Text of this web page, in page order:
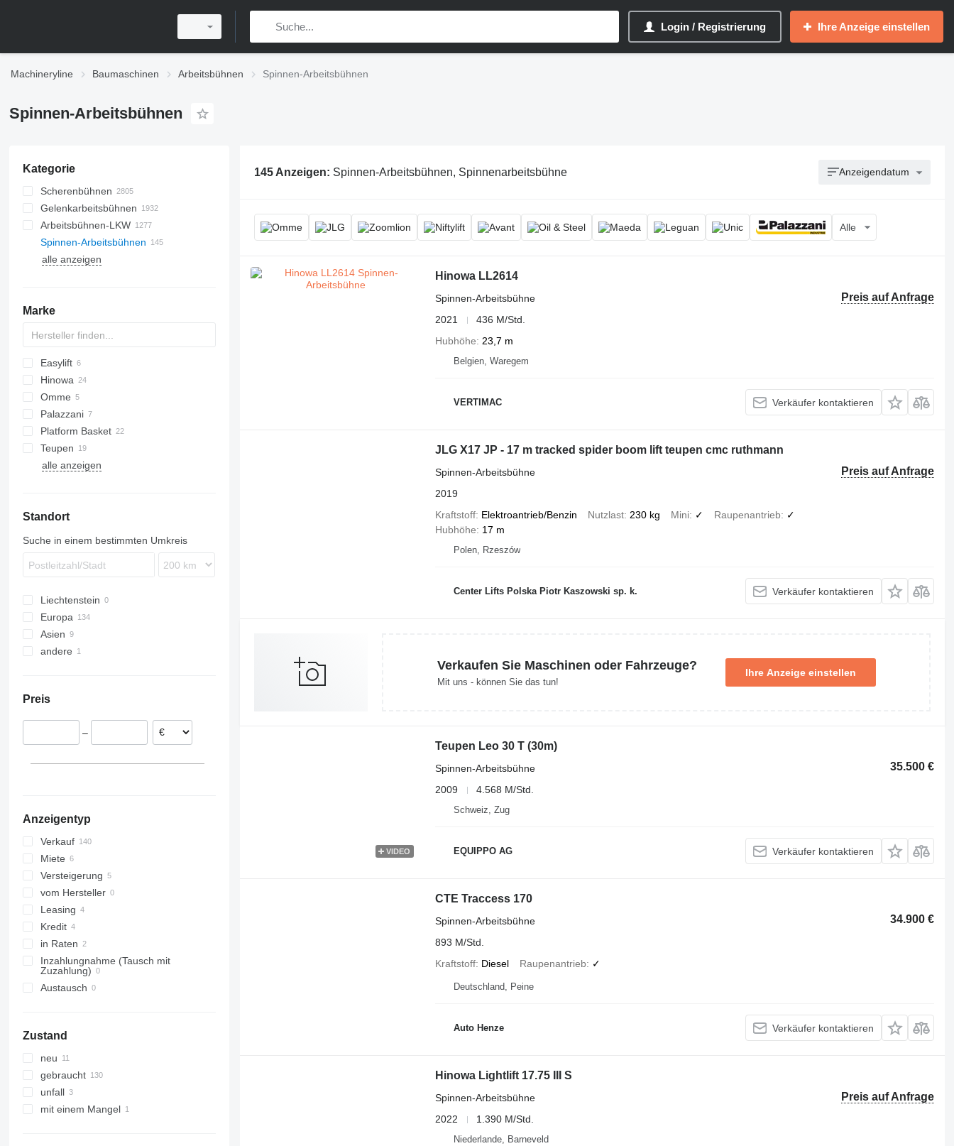
Login / Registrierung Ihre Anzeige einstellen
Machineryline Baumaschinen Arbeitsbühnen Spinnen-Arbeitsbühnen
Spinnen-Arbeitsbühnen
Kategorie
Scherenbühnen
Gelenkarbeitsbühnen
Arbeitsbühnen-LKW
Spinnen-Arbeitsbühnen
alle anzeigen
Marke
TRACCESS
Easylift
R-series
Hinowa
LL
C-series
SPX
MC
120
Octopussy
Omme
2200
3000
Palazzani
Platform Basket
Spider 18.90 Pro
Spider 20.95
Bluelift SA18
Teupen
LEO23GT
LEO35T
URW
alle anzeigen
Standort
Suche in einem bestimmten Umkreis
Liechtenstein
Europa
Polen
Rumänien
Frankreich
Asien
Vereinigte Arabische Emirate
andere
Preis
–
Anzeigentyp
Verkauf
Miete
Versteigerung
vom Hersteller
Leasing
Kredit
in Raten
Inzahlungnahme (Tausch mit
Zuzahlung)
Austausch
Zustand
neu
gebraucht
unfall
mit einem Mangel
145 Anzeigen: Spinnen-Arbeitsbühnen, Spinnenarbeitsbühne Anzeigendatum
Alle
Hinowa LL2614
Preis auf Anfrage
Spinnen-Arbeitsbühne
2021
436 M/Std.
Hubhöhe
23,7 m
Belgien, Waregem
VERTIMAC Verkäufer kontaktieren
JLG X17 JP - 17 m tracked spider boom lift teupen cmc ruthmann
Preis auf Anfrage
Spinnen-Arbeitsbühne
2019
Kraftstoff Elektroantrieb/Benzin Nutzlast 230 kg Mini ✓ Raupenantrieb
✓
Hubhöhe
17 m
Polen, Rzeszów
Center Lifts Polska Piotr Kaszowski sp. k. Verkäufer kontaktieren
Verkaufen Sie Maschinen oder Fahrzeuge?
Mit uns - können Sie das tun!
Ihre Anzeige einstellen
VIDEO
Teupen Leo 30 T (30m)
35.500 €
Spinnen-Arbeitsbühne
2009
4.568 M/Std.
Schweiz, Zug
EQUIPPO AG Verkäufer kontaktieren
CTE Traccess 170
34.900 €
Spinnen-Arbeitsbühne
893 M/Std.
Kraftstoff Diesel Raupenantrieb ✓
Deutschland, Peine
Auto Henze Verkäufer kontaktieren
Hinowa Lightlift 17.75 III S
Preis auf Anfrage
Spinnen-Arbeitsbühne
2022
1.390 M/Std.
Niederlande, Barneveld